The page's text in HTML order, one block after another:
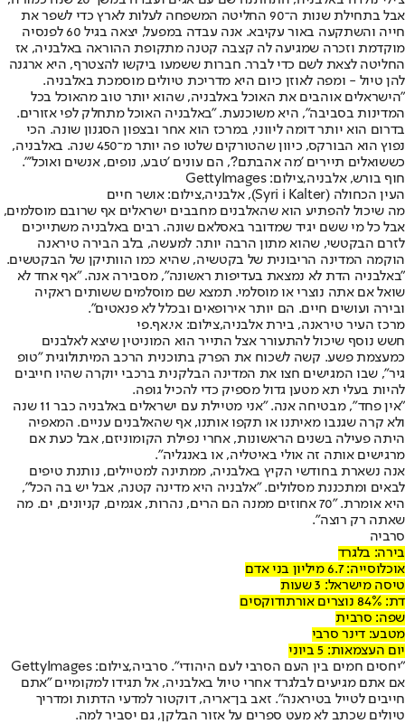
אבל בתחילת שנות ה־90 החליטה המשפחה לעלות לארץ כדי לשפר את
חייה והשתקעה באור עקיבא. אנה עבדה במפעל, יצאה בגיל 60 לפנסיה
מוקדמת וזכרה שמגיעה לה קצבה קטנה מתקופת ההוראה באלבניה, אז
החליטה לצאת לשם כדי לברר. חברות ששמעו ביקשו להצטרף, היא ארגנה
להן טיול - ומפה לאוזן כיום היא מדריכת טיולים מוסמכת באלבניה.
"הישראלים אוהבים את האוכל באלבניה, שהוא יותר טוב מהאוכל בכל
המדינות בסביבה", היא משוכנעת. "באלבניה האוכל מתחלק לפי אזורים.
בדרום הוא יותר דומה ליווני, במרכז הוא אחר ובצפון הסגנון שונה. הכי
נפוץ הוא הבורקס, כיוון שהטורקים שלטו פה יותר מ־450 שנה. באלבניה,
כששואלים תיירים 'מה אהבתם?', הם עונים 'טבע, נופים, אנשים ואוכל'".
חוף בורש, אלבניה,צילום: GettyImages
העין הכחולה (Syri i Kalter), אלבניה,צילום: אושר חיים
מה שיכול להפתיע הוא שהאלבנים מחבבים ישראלים אף שרובם מוסלמים,
אבל כל מי ששם יגיד שמדובר באסלאם שונה. רבים באלבניה משתייכים
לזרם הבקטשי, שהוא מתון הרבה יותר. למעשה, בלב הבירה טיראנה
הוקמה המדינה הריבונית של בקטשיה, שהיא כמו הוותיקן של הבקטשים.
"באלבניה הדת לא נמצאת בעדיפות ראשונה", מסבירה אנה. "אף אחד לא
שואל אם אתה נוצרי או מוסלמי. תמצא שם מוסלמים ששותים ראקיה
ובירה ועושים חיים. הם יותר אירופאים ובכלל לא פנאטים".
מרכז העיר טיראנה, בירת אלבניה,צילום: אי.אף.פי
חשש נוסף שיכול להתעורר אצל התייר הוא המוניטין שיצא לאלבנים
כמעצמת פשע. קשה לשכוח את הפרק בתוכנית הרכב המיתולוגית "טופ
גיר", שבו המגישים חצו את המדינה הבלקנית ברכבי יוקרה שהיו חייבים
להיות בעלי תא מטען גדול מספיק כדי להכיל גופה.
"אין פחד", מבטיחה אנה. "אני מטיילת עם ישראלים באלבניה כבר 11 שנה
ולא קרה שגנבו מאיתנו או תקפו אותנו, אף שהאלבנים עניים. המאפיה
היתה פעילה בשנים הראשונות, אחרי נפילת הקומוניזם, אבל כעת אם
מרגישים אותה זה אולי באיטליה, או באנגליה".
אנה נשארת בחודשי הקיץ באלבניה, ממתינה למטיילים, נותנת טיפים
לבאים ומתכננת מסלולים. "אלבניה היא מדינה קטנה, אבל יש בה הכל",
היא אומרת. "70 אחוזים ממנה הם הרים, נהרות, אגמים, קניונים, ים. מה
שאתה רק רוצה".
סרביה
בירה: בלגרד
אוכלוסייה: 6.7 מיליון בני אדם
טיסה מישראל: 3 שעות
דת: 84% נוצרים אורתודוקסים
שפה: סרבית
מטבע: דינר סרבי
יום העצמאות: 5 ביוני
"יחסים חמים בין העם הסרבי לעם היהודי". סרביה,צילום: GettyImages
אם אתם מגיעים לבלגרד אחרי טיול באלבניה, אל תגידו למקומיים "אתם
חייבים לטייל בטיראנה". זאב בן־אריה, דוקטור למדעי הדתות ומדריך
טיולים שכתב לא מעט ספרים על אזור הבלקן, גם יסביר למה.